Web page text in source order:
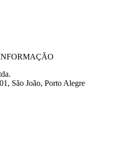
São João, Porto Alegre